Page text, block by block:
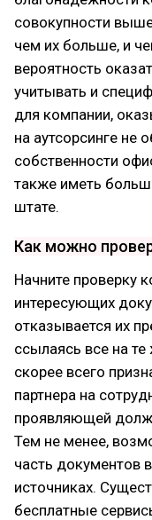
совокупности
чем их больше, и
вероятность
учитывать и
для компании,
на аутсорсинге не
собственности
также иметь
штате.
Как можно
Начните проверку
интересующих
отказывается их
ссылаясь все на
скорее всего
партнера на
проявляющей
Тем не менее,
часть документов
источниках.
бесплатные